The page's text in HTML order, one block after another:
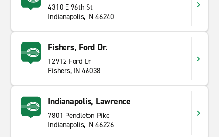
4310 E 96th St
Indianapolis, IN 46240
Fishers, Ford Dr.
12912 Ford Dr
Fishers, IN 46038
Indianapolis, Lawrence
7801 Pendleton Pike
Indianapolis, IN 46226